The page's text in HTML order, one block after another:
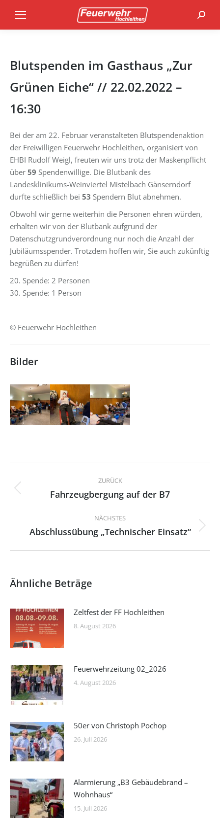
Blutspenden im Gasthaus „Zur
Grünen Eiche“ // 22.02.2022 –
16:30
Bei der am 22. Februar veranstalteten Blutspendenaktion
der Freiwilligen Feuerwehr Hochleithen, organisiert von
EHBI Rudolf Weigl, freuten wir uns trotz der Maskenpflicht
über 59 Spendenwillige. Die Blutbank des
Landesklinikums-Weinviertel Mistelbach Gänserndorf
durfte schließlich bei 53 Spendern Blut abnehmen.
Obwohl wir gerne weiterhin die Personen ehren würden,
erhalten wir von der Blutbank aufgrund der
Datenschutzgrundverordnung nur noch die Anzahl der
Jubiläumsspender. Trotzdem hoffen wir, Sie auch zukünftig
begrüßen zu dürfen!
20. Spende: 2 Personen
30. Spende: 1 Person
© Feuerwehr Hochleithen
Bilder
Kommentarnavigation
ZURÜCK
Vorheriger
Fahrzeugbergung auf der B7
NÄCHSTES
Nächster
Abschlussübung „Technischer Einsatz“
Ähnliche Beträge
Zeltfest der FF Hochleithen
8. August 2026
Feuerwehrzeitung 02_2026
4. August 2026
50er von Christoph Pochop
26. Juli 2026
Alarmierung „B3 Gebäudebrand –
Wohnhaus“
15. Juli 2026